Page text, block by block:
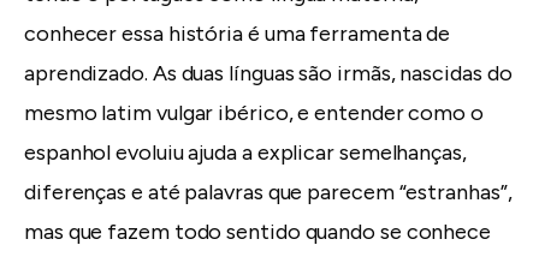
conhecer essa história é uma ferramenta de
aprendizado. As duas línguas são irmãs, nascidas do
mesmo latim vulgar ibérico, e entender como o
espanhol evoluiu ajuda a explicar semelhanças,
diferenças e até palavras que parecem “estranhas”,
mas que fazem todo sentido quando se conhece